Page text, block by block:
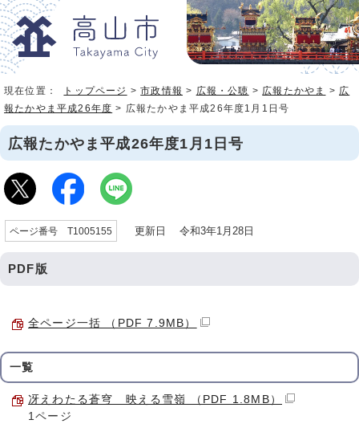
現在位置： トップページ >市政情報 > 広報・公聴 > 広報たかやま > 広
報たかやま平成26年度 > 広報たかやま平成26年度1月1日号
広報たかやま平成26年度1月1日号
ページ番号 T1005155 更新日 令和3年1月28日
PDF版
全ページ一括 （PDF 7.9MB）
一覧
冴えわたる蒼穹 映える雪嶺 （PDF 1.8MB）
1ページ